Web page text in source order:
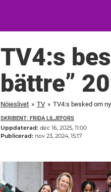
TV4:s
bättre”
Nöjeslivet » TV » TV4:s besked om
SKRIBENT: FRIDA LILJEFORS
Uppdaterad: dec 16, 2025, 11:00
Publicerad: nov 23, 2024, 15:17